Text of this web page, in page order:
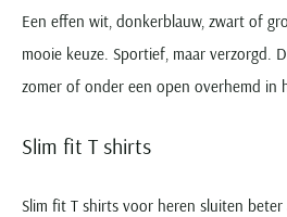
Een effen wit, donkerblauw, zwart of
mooie keuze. Sportief, maar verzorgd.
zomer of onder een open overhemd in
Slim fit T shirts
Slim fit T shirts voor heren sluiten